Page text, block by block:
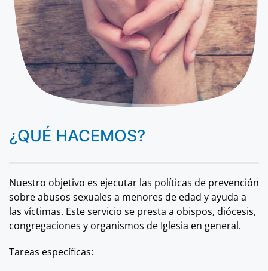
¿QUÉ HACEMOS?
Nuestro objetivo es ejecutar las políticas de prevención
sobre abusos sexuales a menores de edad y ayuda a
las víctimas. Este servicio se presta a obispos, diócesis,
congregaciones y organismos de Iglesia en general.
Tareas específicas: